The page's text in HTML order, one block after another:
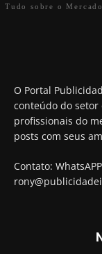
Tudo sobre o
O Portal
conteúdo do
profissionais do
posts com seus
Contato: